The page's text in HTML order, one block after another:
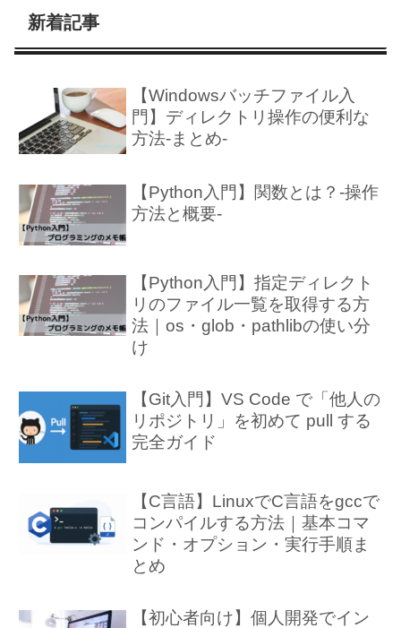
新着記事
【Windowsバッチファイル入
門】ディレクトリ操作の便利な
方法-まとめ-
【Python入門】関数とは？-操作
方法と概要-
【Python入門】指定ディレクト
リのファイル一覧を取得する方
法｜os・glob・pathlibの使い分
け
【Git入門】VS Code で「他人の
リポジトリ」を初めて pull する
完全ガイド
【C言語】LinuxでC言語をgccで
コンパイルする方法｜基本コマ
ンド・オプション・実行手順ま
とめ
【初心者向け】個人開発でイン